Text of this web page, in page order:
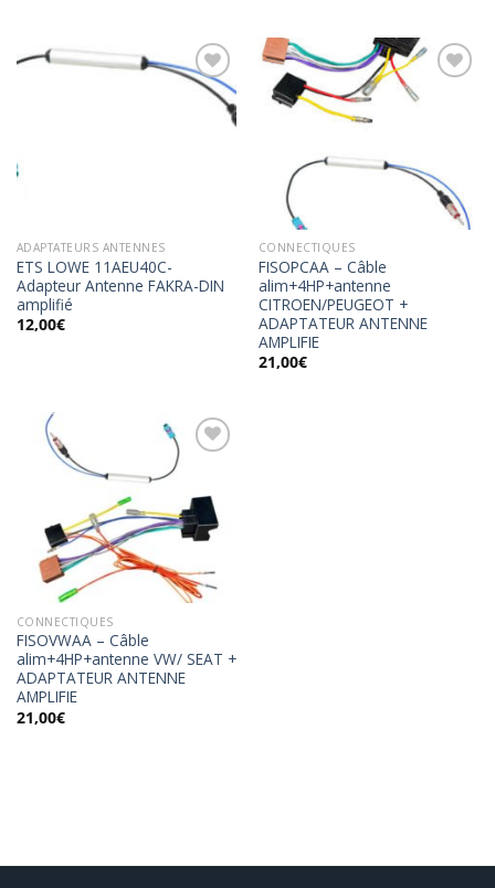
ADAPTATEURS ANTENNES
ETS LOWE 11AEU40C-
Adapteur Antenne FAKRA-DIN
amplifié
12,00€
CONNECTIQUES
FISOPCAA – Câble
alim+4HP+antenne
CITROEN/PEUGEOT +
ADAPTATEUR ANTENNE
AMPLIFIE
21,00€
Ajouter
à la
wishlist
CONNECTIQUES
FISOVWAA – Câble
alim+4HP+antenne VW/ SEAT +
ADAPTATEUR ANTENNE
AMPLIFIE
21,00€